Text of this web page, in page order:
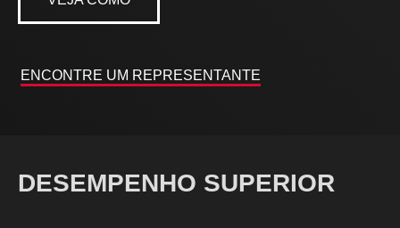
ENCONTRE UM REPRESENTANTE​
DESEMPENHO SUPERIOR